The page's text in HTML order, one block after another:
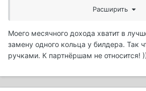
знаешь же чего и кого нельзя
Расширить
Моего месячного дохода хватит в
замену одного кольца у билдера. Так
ручками. К партнёршам не относится!